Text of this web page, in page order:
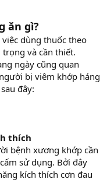
ăn gì?
dùng thuốc theo
và cần thiết.
ngày cũng quan
bị viêm khớp háng
đây:
thích
bệnh xương khớp cần
sử dụng. Bởi đây
kích thích cơn đau